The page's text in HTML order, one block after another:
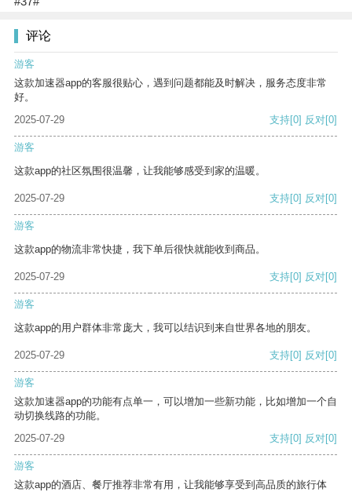
评论
游客
这款加速器app的客服很贴心，遇到问题都能及时解决，服务态度非常
好。
2025-07-29
支持[0] 反对[0]
游客
这款app的社区氛围很温馨，让我能够感受到家的温暖。
2025-07-29 支持[0] 反对[0]
游客
这款app的物流非常快捷，我下单后很快就能收到商品。
2025-07-29 支持[0] 反对[0]
游客
这款app的用户群体非常庞大，我可以结识到来自世界各地的朋友。
2025-07-29 支持[0] 反对[0]
游客
这款加速器app的功能有点单一，可以增加一些新功能，比如增加一个自
动切换线路的功能。
2025-07-29
支持[0] 反对[0]
游客
这款app的酒店、餐厅推荐非常有用，让我能够享受到高品质的旅行体